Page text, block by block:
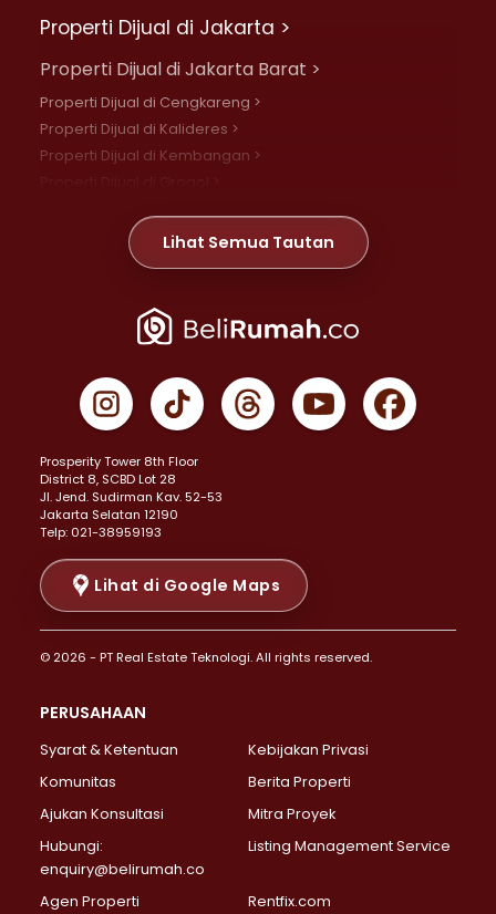
Properti Dijual di Jakarta >
Properti Dijual di Jakarta Barat >
Properti Dijual di Cengkareng >
Properti Dijual di Kalideres >
Properti Dijual di Kembangan >
Properti Dijual di Meruya >
Properti Dijual di Jelambar >
Properti Dijual di Jakarta Pusat >
Properti Dijual di Gambir >
Properti Dijual di Johar Baru >
Properti Dijual di Menteng >
Properti Dijual di Senen >
Properti Dijual di Tanah Abang >
Properti Dijual di Cikini >
Properti Dijual di Kramat >
Properti Dijual di Pasar Baru >
Properti Dijual di Bendungan Hilir >
Properti Dijual di Jakarta Selatan >
Properti Dijual di Lebak Bulus >
Properti Dijual di Gandaria Selatan >
Properti Dijual di Pondok Labu >
Properti Dijual di Lenteng Agung >
Properti Dijual di Senayan >
Properti Dijual di Pondok Pinang >
Lihat Semua Tautan
Prosperity Tower 8th Floor
District 8, SCBD Lot 28
JI. Jend. Sudirman Kav. 52-53
Jakarta Selatan 12190
Telp: 021-38959193
Lihat di Google Maps
© 2026 - PT Real Estate Teknologi. All rights reserved.
PERUSAHAAN
Syarat & Ketentuan
Kebijakan Privasi
Komunitas
Berita Properti
Ajukan Konsultasi
Mitra Proyek
Hubungi:
enquiry@belirumah.co
Listing Management Service
Agen Properti Rentfix.com